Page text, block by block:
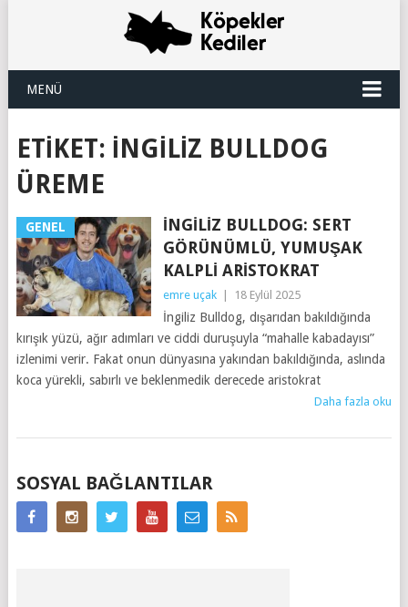
MENÜ
ETIKET: INGILIZ BULLDOG
ÜREME
GENEL
İNGILIZ BULLDOG: SERT
GÖRÜNÜMLÜ, YUMUŞAK
KALPLI ARISTOKRAT
emre uçak 18 Eylül 2025
İngiliz Bulldog, dışarıdan bakıldığında
kırışık yüzü, ağır adımları ve ciddi duruşuyla “mahalle kabadayısı”
izlenimi verir. Fakat onun dünyasına yakından bakıldığında, aslında
koca yürekli, sabırlı ve beklenmedik derecede aristokrat
Daha fazla oku
MESAJ
GEZINIMI
SOSYAL BAĞLANTILAR